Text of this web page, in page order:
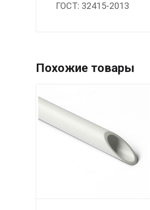
ГОСТ: 32415-2013
Похожие товары